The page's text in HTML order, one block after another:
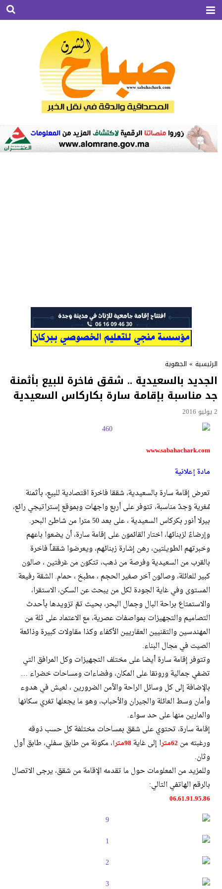
الرئيسية » الجهوية
الجديد بالسعيدية .. شقق فاخرة للبيع بأثمنة
جد مناسبة بإقامة سارة بكاركاس السعيدية
2 يوليو 2016
www.sabahachark.com
مادة إعلانية
تعرض إقامة سارة بالسعيدية، شققا فاخرة اقتصادية للبيع، بأثمنة
مُغرية وَجدّ مناسبة، تتوفر على أربع واجهات وبموقع إستراتيجي رائع،
بيرلا أنور بكركاس السعيدية ، على بعد 50 مترا من شاطئ البحر.
وإرضاءً لزبنائها، اختار القائمون على إقامة سارة، أن يضعوا باعهم
وخبرتهم الطويلتين، رهن إشارة زبنائهم، ويعرضوا شققـاً فاخرة
بالقرب من السعيدية وفرصة من ذهب، تتكون من غرفتين ، صالون
كبير للعائلة، وصالون آخر صغير الحجم ، مطبخ ، حمام. الشقة رفيعة
المستوى وفي غاية الجودة لكل من يبحث عن السكن، الاستقرا،
والاستمتاع براحة البال وجمال البحر، بحيث تمّ تزويدها بأحدث
التصاميم والتجهيزات بمواصفات عصرية، مع الاعتماد على ثلة من
المهندسين والتقنيين العقاريين الأكفاء وكذا مقاولات كبيرة وذائعة
الصيت في مجال البناء.
وتتوفر إقامة سارة أيضا على مختلف التجهيزات وكل المرافق التي
تضفي جمالية ورونقا على المكان، وفضاءات ومساحات خضراء …
بالإضافة إلى كل وسائل الراحة والأمن الضرورين ، لعيش في هدوء
وأمان وسط العائلة والجيران والأحباب، وهو ما يجعلها تغري سكانها
والمارين منها على حد سواء.
إقامة سارة، تحتوي على شقق بمساحات مختلفة كل حسب ذوقه
ورغبته من 62مترا إلى غاية 98مترا، مكونة من طابق سفلي، طابق أول
وثان.
وللمزيد من المعلومات حول ما تقدمه الإقامة من شقق، يرجى الاتصال
بالرقم الهاتفي التالي:
06.61.91.95.86